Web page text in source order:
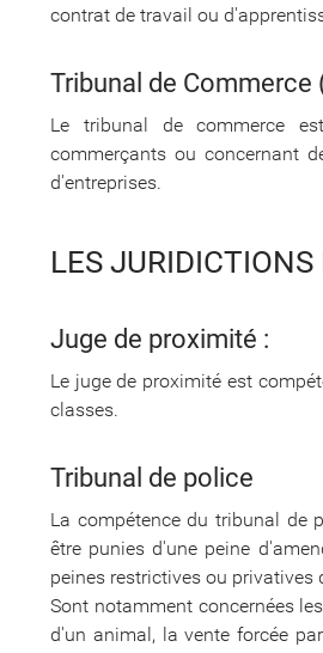
contrat de travail ou
Tribunal de Commerce
Le tribunal de commerce
commerçants ou concernant
d'entreprises.
LES
Juge de proximité :
Le juge de proximité est
classes.
Tribunal de police
La compétence du tribunal de
être punies d'une peine
peines restrictives ou privatives
Sont notamment concernées
d'un animal, la vente forcée